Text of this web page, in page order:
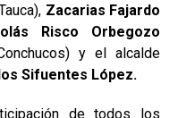
Zacarias Fajardo
Risco
Orbegozo
y el alcalde
Sifuentes López.
de todos los